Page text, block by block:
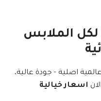
الملابس
اصلية - جودة عالية،
اسعار خيالية